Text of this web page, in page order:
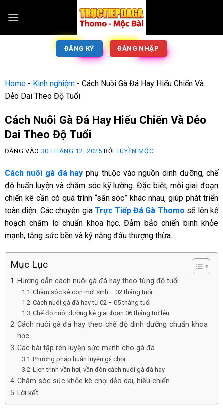
ĐĂNG KÝ ĐĂNG NHẬP
Home- Kinh nghiệm- Cách Nuôi Gà Đá Hay Hiếu Chiến Và
Dẻo Dai Theo Độ Tuổi
Cách Nuôi Gà Đá Hay Hiếu Chiến Và Dẻo
Dai Theo Độ Tuổi
ĐĂNG VÀO 30 THÁNG 12, 2025 BỞI TUYỀN MỐC
Cách nuôi gà đá hay phụ thuộc vào nguồn dinh dưỡng, chế
độ huấn luyện và chăm sóc kỹ lưỡng. Đặc biệt, mỗi giai đoạn
chiến kê cần có quá trình “săn sóc” khác nhau, giúp phát triển
toàn diện. Các chuyên giaTrực Tiếp Đá Gà Thomo sẽ lên kế
hoạch chăm lo chuẩn khoa học. Đảm bảo chiến binh khỏe
mạnh, tăng sức bền và kỹ năng đấu thượng thừa.
Mục Lục
Hướng dẫn cách nuôi gà đá hay theo từng độ tuổi
Chăm sóc kê con mới sinh – 02 tháng tuổi
Cách nuôi gà đá hay từ 02 – 05 tháng tuổi
Chế độ nuôi dưỡng kê giai đoạn 06 tháng trở lên
Cách nuôi gà đá hay theo chế độ dinh dưỡng chuẩn khoa
học
Các bài tập rèn luyện sức mạnh cho gà đá
Phương pháp huấn luyện gà chọi
Lịch trình vần hơi, vần đòn cách nuôi gà đá hay
Chăm sóc sức khỏe kê chọi dẻo dai, hiếu chiến
Lời kết